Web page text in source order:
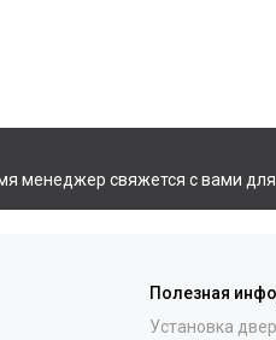
менеджер свяжется с вами
Полезная
Установка